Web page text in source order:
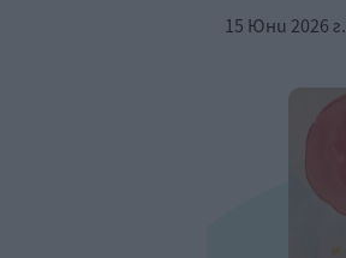
15 Юни 2026 г.